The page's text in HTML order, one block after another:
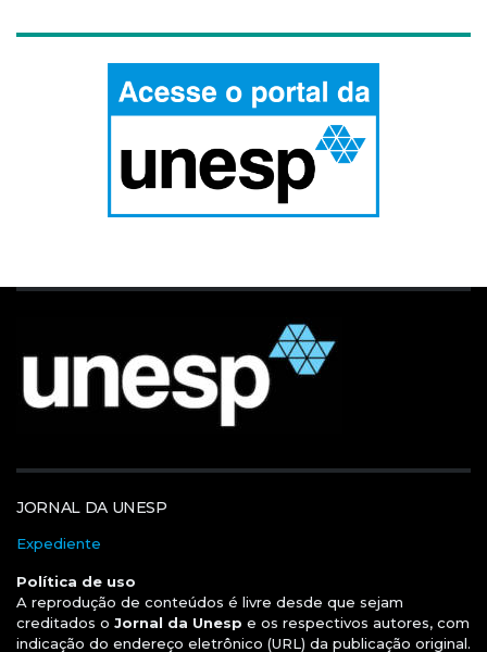
JORNAL DA UNESP
Expediente
Política de uso
A reprodução de conteúdos é livre desde que sejam
creditados o Jornal da Unesp e os respectivos autores, com
indicação do endereço eletrônico (URL) da publicação original.